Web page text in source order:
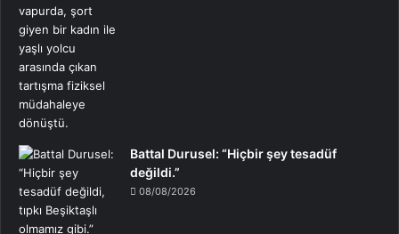
Battal Durusel: “Hiçbir şey tesadüf
değildi.”
08/08/2026